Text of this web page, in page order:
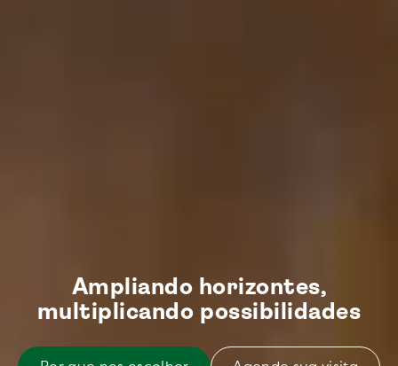
Ampliando horizontes,
multiplicando possibilidades